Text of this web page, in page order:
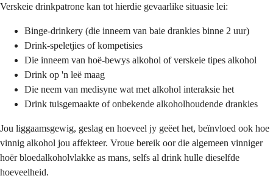
Verskeie drinkpatrone kan tot hierdie gevaarlike situasie lei:
Binge-drinkery (die inneem van baie drankies binne 2 uur)
Drink-speletjies of kompetisies
Die inneem van hoë-bewys alkohol of verskeie tipes alkohol
Drink op 'n leë maag
Die neem van medisyne wat met alkohol interaksie het
Drink tuisgemaakte of onbekende alkoholhoudende drankies
Jou liggaamsgewig, geslag en hoeveel jy geëet het, beïnvloed ook hoe
vinnig alkohol jou affekteer. Vroue bereik oor die algemeen vinniger
hoër bloedalkoholvlakke as mans, selfs al drink hulle dieselfde
hoeveelheid.